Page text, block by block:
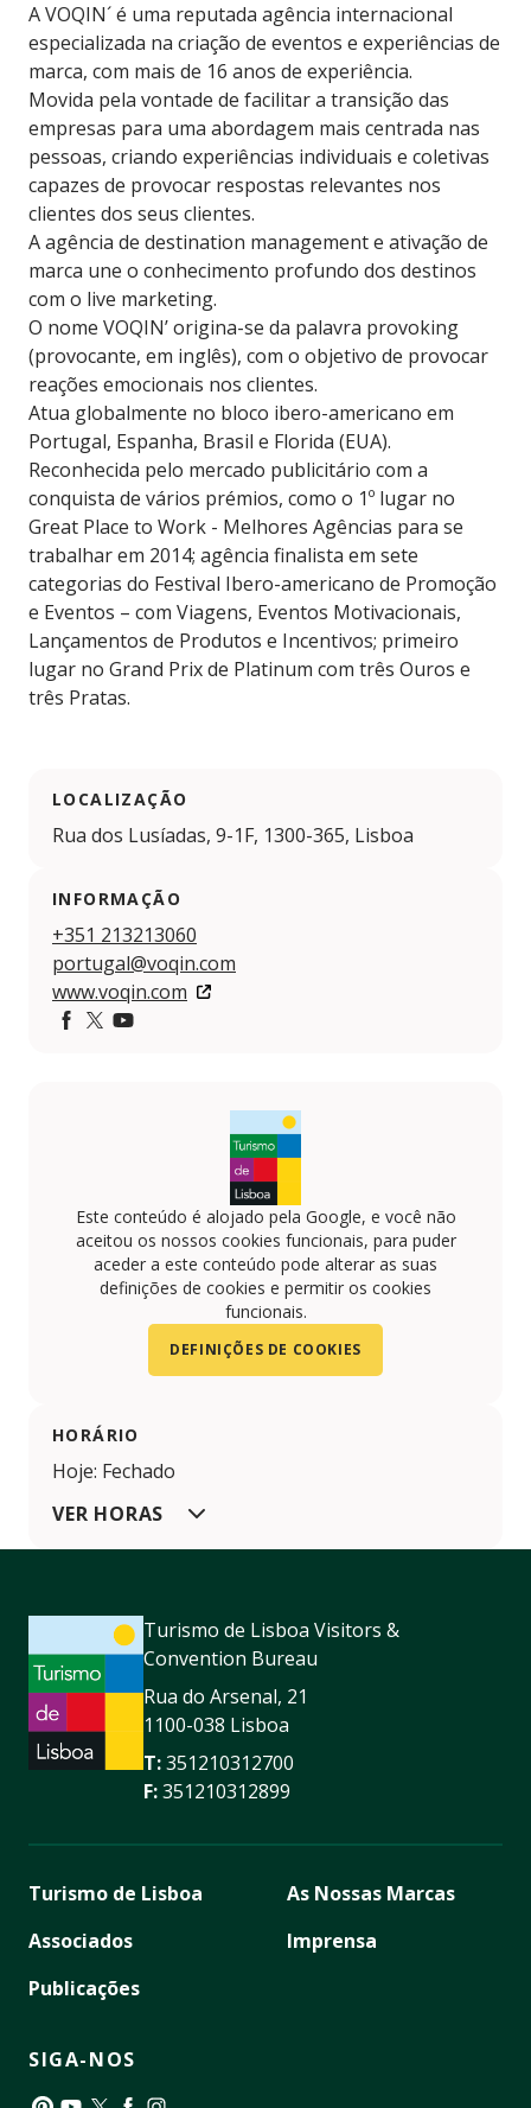
A VOQIN´ é uma reputada agência internacional
especializada na criação de eventos e experiências de
marca, com mais de 16 anos de experiência.
Movida pela vontade de facilitar a transição das
empresas para uma abordagem mais centrada nas
pessoas, criando experiências individuais e coletivas
capazes de provocar respostas relevantes nos
clientes dos seus clientes.
A agência de destination management e ativação de
marca une o conhecimento profundo dos destinos
com o live marketing.
O nome VOQIN’ origina-se da palavra provoking
(provocante, em inglês), com o objetivo de provocar
reações emocionais nos clientes.
Atua globalmente no bloco ibero-americano em
Portugal, Espanha, Brasil e Florida (EUA).
Reconhecida pelo mercado publicitário com a
conquista de vários prémios, como o 1º lugar no
Great Place to Work - Melhores Agências para se
trabalhar em 2014; agência finalista em sete
categorias do Festival Ibero-americano de Promoção
e Eventos – com Viagens, Eventos Motivacionais,
Lançamentos de Produtos e Incentivos; primeiro
lugar no Grand Prix de Platinum com três Ouros e
três Pratas.
LOCALIZAÇÃO
Rua dos Lusíadas, 9-1F, 1300-365, Lisboa
INFORMAÇÃO
+351 213213060
portugal@voqin.com
www.voqin.com
Este conteúdo é alojado pela Google, e você não
aceitou os nossos cookies funcionais, para puder
aceder a este conteúdo pode alterar as suas
definições de cookies e permitir os cookies
funcionais.
DEFINIÇÕES DE COOKIES
HORÁRIO
Hoje: Fechado
VER HORAS
Turismo de Lisboa Visitors &
Convention Bureau
Rua do Arsenal, 21
1100-038 Lisboa
T:351210312700
F:351210312899
Turismo de Lisboa
Associados
Publicações
As Nossas Marcas
Imprensa
SIGA-NOS